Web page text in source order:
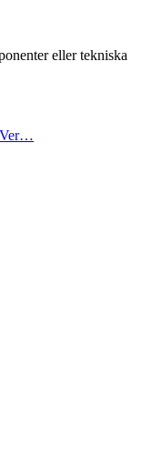
eller tekniska
Ver…